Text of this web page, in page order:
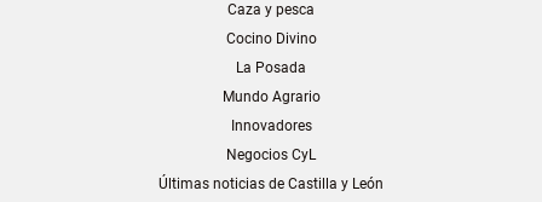
Caza y pesca
Cocino Divino
La Posada
Mundo Agrario
Innovadores
Negocios CyL
Últimas noticias de Castilla y León